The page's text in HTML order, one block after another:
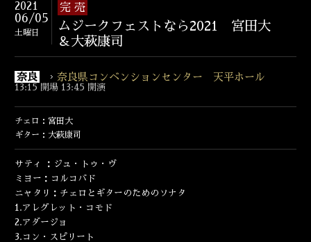
INFORMATION
BIOGRAPHY
CONTACT
2021
06/05
土曜日
完 売
ムジークフェストなら2021 宮田大
＆大萩康司
奈良 奈良県コンベンションセンター 天平ホール
13:15 開場 13:45 開演
チェロ：宮田大
ギター：大萩康司
サティ ：ジュ・トゥ・ヴ
ミヨー：コルコバド
ニャタリ：チェロとギターのためのソナタ
1.アレグレット・コモド
2.アダージョ
3.コン・スピリート